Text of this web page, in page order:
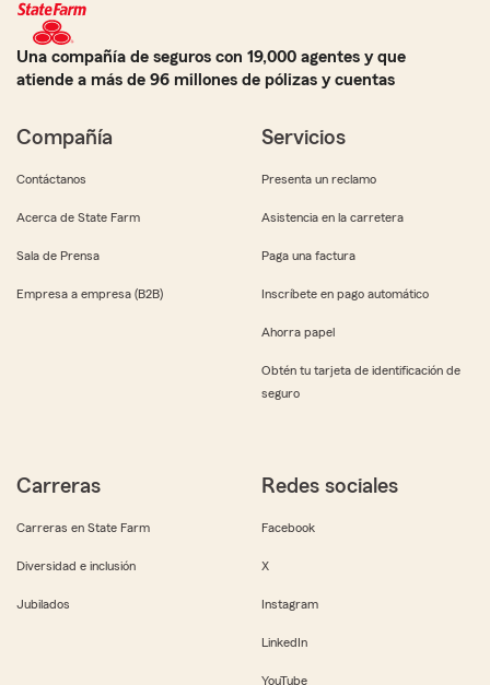
Una compañía de seguros con 19,000 agentes y que
atiende a más de 96 millones de pólizas y cuentas
Compañía
Contáctanos
Acerca de State Farm
Sala de Prensa
Empresa a empresa (B2B)
Servicios
Presenta un reclamo
Asistencia en la carretera
Paga una factura
Inscríbete en pago automático
Ahorra papel
Obtén tu tarjeta de identificación de
seguro
Carreras
Carreras en State Farm
Diversidad e inclusión
Jubilados
Redes sociales
Facebook
X
Instagram
LinkedIn
YouTube